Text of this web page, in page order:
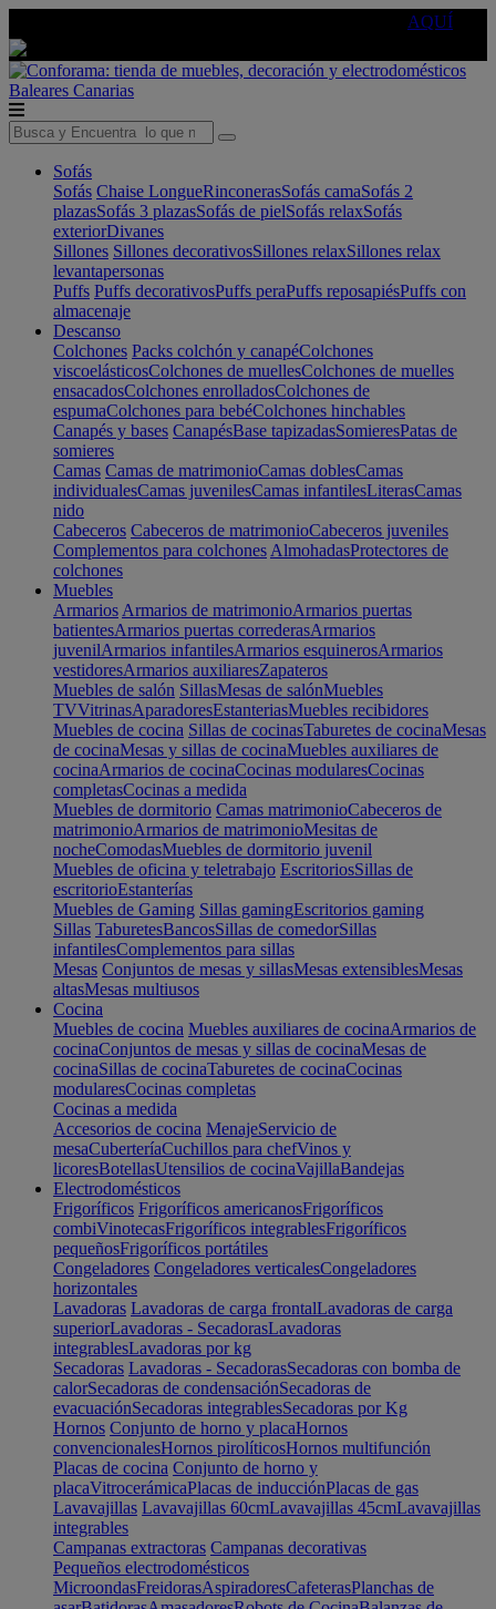
AQUÍ
Baleares Canarias
Sofás
Sofás Chaise LongueRinconerasSofás camaSofás 2
plazasSofás 3 plazasSofás de pielSofás relaxSofás
exteriorDivanes
Sillones Sillones decorativosSillones relaxSillones relax
levantapersonas
Puffs Puffs decorativosPuffs peraPuffs reposapiésPuffs con
almacenaje
Descanso
Colchones Packs colchón y canapéColchones
viscoelásticosColchones de muellesColchones de muelles
ensacadosColchones enrolladosColchones de
espumaColchones para bebéColchones hinchables
Canapés y bases CanapésBase tapizadasSomieresPatas de
somieres
Camas Camas de matrimonioCamas doblesCamas
individualesCamas juvenilesCamas infantilesLiterasCamas
nido
Cabeceros Cabeceros de matrimonioCabeceros juveniles
Complementos para colchones AlmohadasProtectores de
colchones
Muebles
Armarios Armarios de matrimonioArmarios puertas
batientesArmarios puertas correderasArmarios
juvenilArmarios infantilesArmarios esquinerosArmarios
vestidoresArmarios auxiliaresZapateros
Muebles de salón SillasMesas de salónMuebles
TVVitrinasAparadoresEstanteriasMuebles recibidores
Muebles de cocina Sillas de cocinasTaburetes de cocinaMesas
de cocinaMesas y sillas de cocinaMuebles auxiliares de
cocinaArmarios de cocinaCocinas modularesCocinas
completasCocinas a medida
Muebles de dormitorio Camas matrimonioCabeceros de
matrimonioArmarios de matrimonioMesitas de
nocheComodasMuebles de dormitorio juvenil
Muebles de oficina y teletrabajo EscritoriosSillas de
escritorioEstanterías
Muebles de Gaming Sillas gamingEscritorios gaming
Sillas TaburetesBancosSillas de comedorSillas
infantilesComplementos para sillas
Mesas Conjuntos de mesas y sillasMesas extensiblesMesas
altasMesas multiusos
Cocina
Muebles de cocina Muebles auxiliares de cocinaArmarios de
cocinaConjuntos de mesas y sillas de cocinaMesas de
cocinaSillas de cocinaTaburetes de cocinaCocinas
modularesCocinas completas
Cocinas a medida
Accesorios de cocina MenajeServicio de
mesaCuberteríaCuchillos para chefVinos y
licoresBotellasUtensilios de cocinaVajillaBandejas
Electrodomésticos
Frigoríficos Frigoríficos americanosFrigoríficos
combiVinotecasFrigoríficos integrablesFrigoríficos
pequeñosFrigoríficos portátiles
Congeladores Congeladores verticalesCongeladores
horizontales
Lavadoras Lavadoras de carga frontalLavadoras de carga
superiorLavadoras - SecadorasLavadoras
integrablesLavadoras por kg
Secadoras Lavadoras - SecadorasSecadoras con bomba de
calorSecadoras de condensaciónSecadoras de
evacuaciónSecadoras integrablesSecadoras por Kg
Hornos Conjunto de horno y placaHornos
convencionalesHornos pirolíticosHornos multifunción
Placas de cocina Conjunto de horno y
placaVitrocerámicaPlacas de inducciónPlacas de gas
Lavavajillas Lavavajillas 60cmLavavajillas 45cmLavavajillas
integrables
Campanas extractoras Campanas decorativas
Pequeños electrodomésticos
MicroondasFreidorasAspiradoresCafeterasPlanchas de